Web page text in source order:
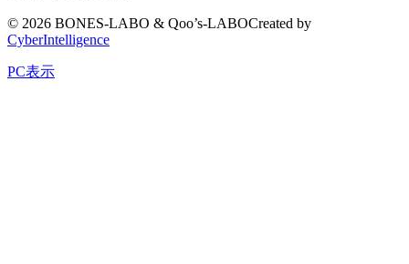
© 2026 BONES-LABO & Qoo’s-LABOCreated by
CyberIntelligence
PC表示